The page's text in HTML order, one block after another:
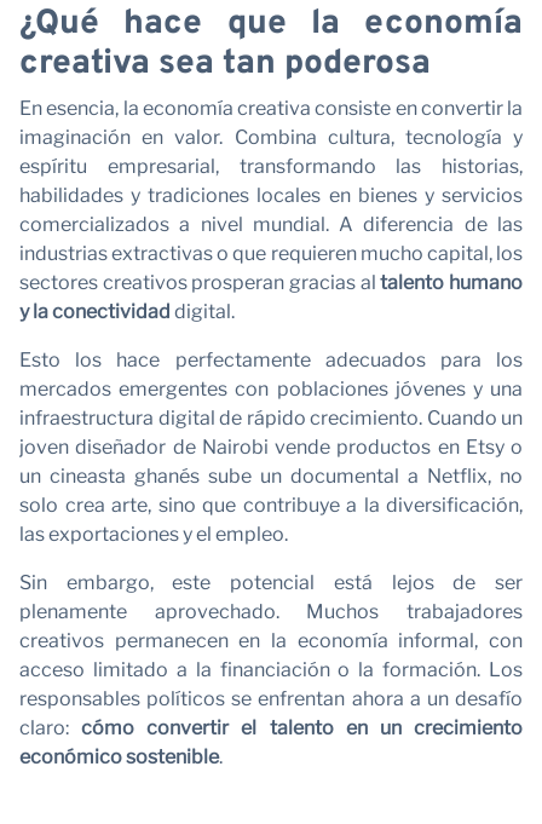
¿Qué hace que la economía
creativa sea tan poderosa
En esencia, la economía creativa consiste en convertir la
imaginación en valor. Combina cultura, tecnología y
espíritu empresarial, transformando las historias,
habilidades y tradiciones locales en bienes y servicios
comercializados a nivel mundial. A diferencia de las
industrias extractivas o que requieren mucho capital, los
sectores creativos prosperan gracias altalento humano
y la conectividad digital.
Esto los hace perfectamente adecuados para los
mercados emergentes con poblaciones jóvenes y una
infraestructura digital de rápido crecimiento. Cuando un
joven diseñador de Nairobi vende productos en Etsy o
un cineasta ghanés sube un documental a Netflix, no
solo crea arte, sino que contribuye a la diversificación,
las exportaciones y el empleo.
Sin embargo, este potencial está lejos de ser
plenamente aprovechado. Muchos trabajadores
creativos permanecen en la economía informal, con
acceso limitado a la financiación o la formación. Los
responsables políticos se enfrentan ahora a un desafío
claro:cómo convertir el talento en un crecimiento
económico sostenible.